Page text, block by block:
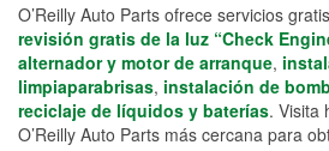
O’Reilly Auto Parts ofrece servicios
revisión gratis de la luz “Check
alternador y motor de arranque,
limpiaparabrisas, instalación de
reciclaje de líquidos y baterías. Visita
O’Reilly Auto Parts más cercana para